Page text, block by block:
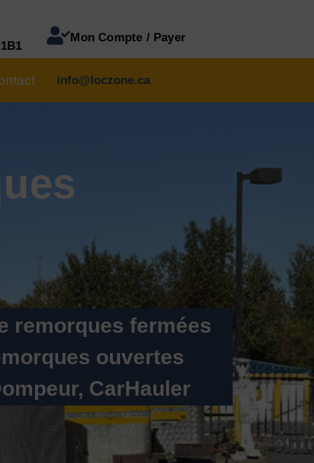
Mon Compte / Payer
info@loczone.ca
remorques fermées
ouvertes
CarHauler